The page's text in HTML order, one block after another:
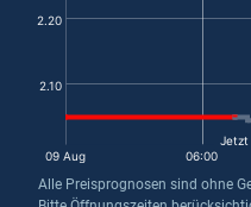
2.10
2.20
09 Aug 06:00
Jetzt
Alle Preisprognosen sind ohne